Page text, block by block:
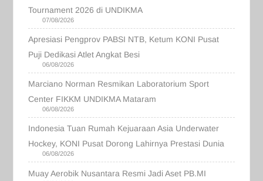
Tournament 2026 di UNDIKMA
07/08/2026
Apresiasi Pengprov PABSI NTB, Ketum KONI Pusat
Puji Dedikasi Atlet Angkat Besi
06/08/2026
Marciano Norman Resmikan Laboratorium Sport
Center FIKKM UNDIKMA Mataram
06/08/2026
Indonesia Tuan Rumah Kejuaraan Asia Underwater
Hockey, KONI Pusat Dorong Lahirnya Prestasi Dunia
06/08/2026
Muay Aerobik Nusantara Resmi Jadi Aset PB.MI